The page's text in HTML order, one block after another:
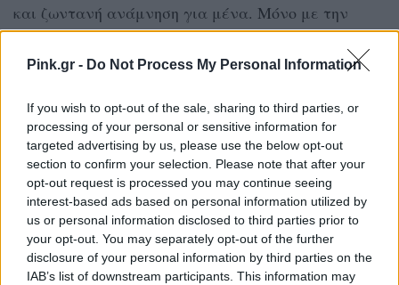
Pink.gr - Do Not Process My Personal Information
If you wish to opt-out of the sale, sharing to third parties, or
processing of your personal or sensitive information for
targeted advertising by us, please use the below opt-out
section to confirm your selection. Please note that after your
opt-out request is processed you may continue seeing
interest-based ads based on personal information utilized by
us or personal information disclosed to third parties prior to
your opt-out. You may separately opt-out of the further
disclosure of your personal information by third parties on the
IAB’s list of downstream participants. This information may
και ζωντανή ανάμνηση για μένα. Μόνο με την
αποδοχή της ευθύνης για τη συμπεριφορά μας σε
αυτήν τη ζωή, μπορούμε να επανορθώσουμε και να
εύχομαι να είναι καλά στο ταξίδι της ζωής του»
υπογράμμισε.
ΔΙΑΦΗΜΙΣΗ